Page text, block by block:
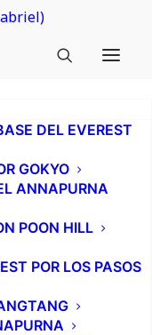
DEL EVEREST
GOKYO
ANNAPURNA
POON HILL
POR LOS PASOS